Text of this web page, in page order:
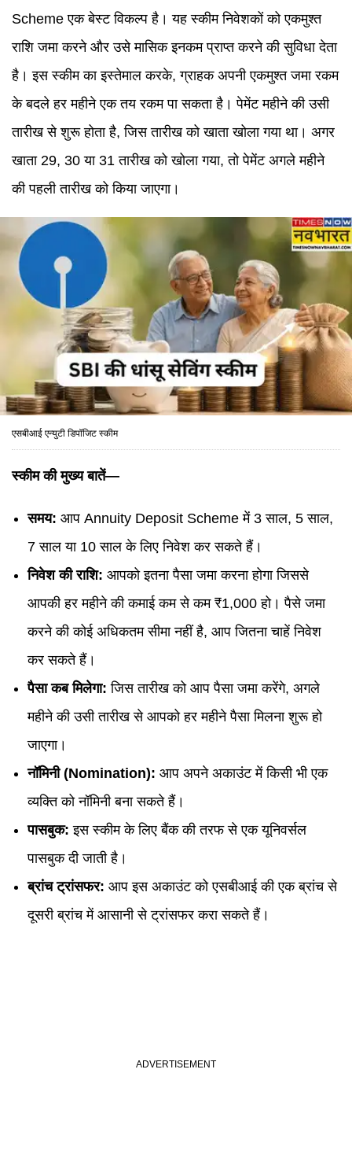
Scheme एक बेस्ट विकल्प है। यह स्कीम निवेशकों को एकमुश्त
राशि जमा करने और उसे मासिक इनकम प्राप्त करने की सुविधा देता
है। इस स्कीम का इस्तेमाल करके, ग्राहक अपनी एकमुश्त जमा रकम
के बदले हर महीने एक तय रकम पा सकता है। पेमेंट महीने की उसी
तारीख से शुरू होता है, जिस तारीख को खाता खोला गया था। अगर
खाता 29, 30 या 31 तारीख को खोला गया, तो पेमेंट अगले महीने
की पहली तारीख को किया जाएगा।
एसबीआई एन्युटी डिपॉजिट स्कीम
स्कीम की मुख्य बातें—
समय: आप Annuity Deposit Scheme में 3 साल, 5 साल,
7 साल या 10 साल के लिए निवेश कर सकते हैं।
निवेश की राशि: आपको इतना पैसा जमा करना होगा जिससे
आपकी हर महीने की कमाई कम से कम ₹1,000 हो। पैसे जमा
करने की कोई अधिकतम सीमा नहीं है, आप जितना चाहें निवेश
कर सकते हैं।
पैसा कब मिलेगा: जिस तारीख को आप पैसा जमा करेंगे, अगले
महीने की उसी तारीख से आपको हर महीने पैसा मिलना शुरू हो
जाएगा।
नॉमिनी (Nomination): आप अपने अकाउंट में किसी भी एक
व्यक्ति को नॉमिनी बना सकते हैं।
पासबुक: इस स्कीम के लिए बैंक की तरफ से एक यूनिवर्सल
पासबुक दी जाती है।
ब्रांच ट्रांसफर: आप इस अकाउंट को एसबीआई की एक ब्रांच से
दूसरी ब्रांच में आसानी से ट्रांसफर करा सकते हैं।